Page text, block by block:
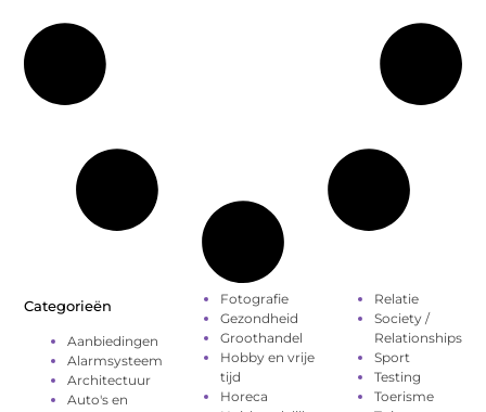
Categorieën
Aanbiedingen
Alarmsysteem
Architectuur
Auto's en
Fotografie
Gezondheid
Groothandel
Hobby en vrije
tijd
Horeca
Relatie
Society /
Relationships
Sport
Testing
Toerisme